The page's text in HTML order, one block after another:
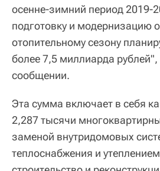
осенне-зимний период 2019-
подготовку и модернизацию
отопительному сезону
более 7,5 миллиарда рублей",
сообщении.
Эта сумма включает в себя
2,287 тысячи
заменой внутридомовых
теплоснабжения и